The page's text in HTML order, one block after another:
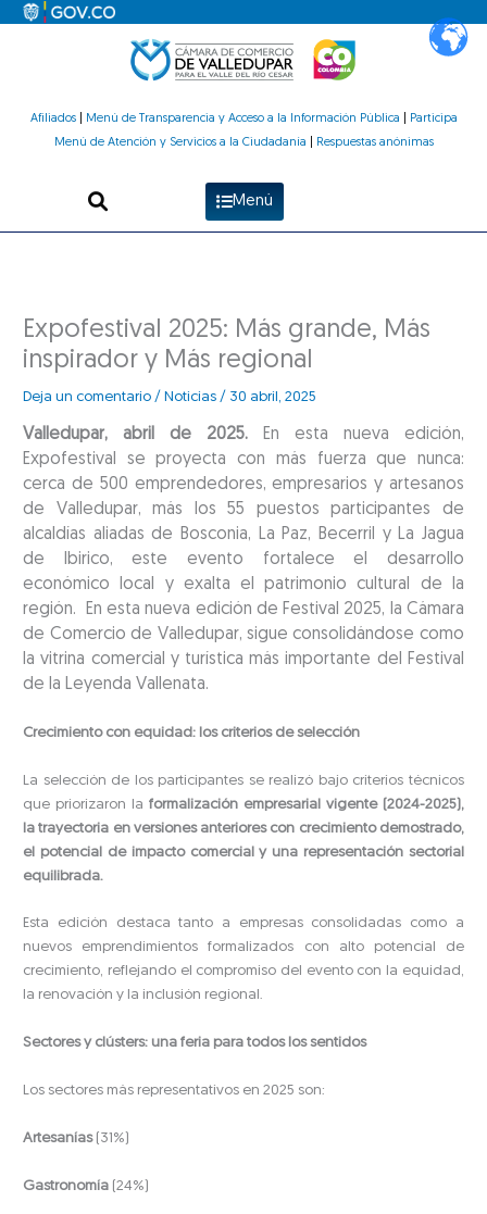
Afiliados| Menú de Transparencia y Acceso a la Información Pública
Participa
Menú de Atención y Servicios a la Ciudadanía
Respuestas anónimas
Menú
Expofestival 2025: Más grande, Más
inspirador y Más regional
Deja un comentario / Noticias / 30 abril, 2025
Valledupar, abril de 2025. En esta nueva edición,
Expofestival se proyecta con más fuerza que nunca:
cerca de 500 emprendedores, empresarios y artesanos
de Valledupar, más los 55 puestos participantes de
alcaldías aliadas de Bosconia, La Paz, Becerril y La Jagua
de Ibirico, este evento fortalece el desarrollo
económico local y exalta el patrimonio cultural de la
región. En esta nueva edición de Festival 2025, la Cámara
de Comercio de Valledupar, sigue consolidándose como
la vitrina comercial y turística más importante del Festival
de la Leyenda Vallenata.
Crecimiento con equidad: los criterios de selección
La selección de los participantes se realizó bajo criterios técnicos
que priorizaron la formalización empresarial vigente (2024-2025),
la trayectoria en versiones anteriores con crecimiento demostrado,
el potencial de impacto comercial y una representación sectorial
equilibrada.
Esta edición destaca tanto a empresas consolidadas como a
nuevos emprendimientos formalizados con alto potencial de
crecimiento, reflejando el compromiso del evento con la equidad,
la renovación y la inclusión regional.
Sectores y clústers: una feria para todos los sentidos
Los sectores más representativos en 2025 son:
Artesanías(31%)
Gastronomía (24%)